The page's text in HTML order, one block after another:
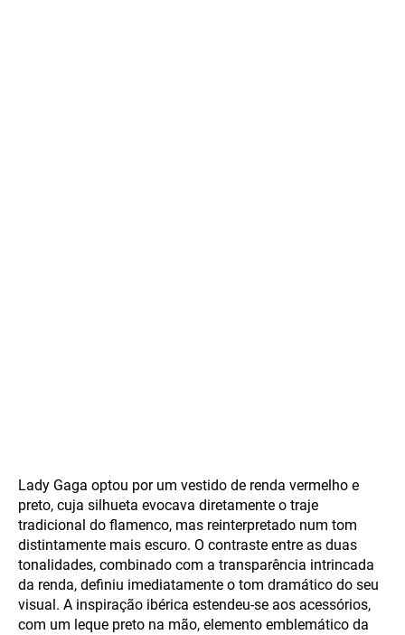
Lady Gaga optou por um vestido de renda vermelho e
preto, cuja silhueta evocava diretamente o traje
tradicional do flamenco, mas reinterpretado num tom
distintamente mais escuro. O contraste entre as duas
tonalidades, combinado com a transparência intrincada
da renda, definiu imediatamente o tom dramático do seu
visual. A inspiração ibérica estendeu-se aos acessórios,
com um leque preto na mão, elemento emblemático da